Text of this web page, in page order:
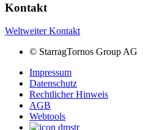
Kontakt
Weltweiter Kontakt
© StarragTornos Group AG
Impressum
Datenschutz
Rechtlicher Hinweis
AGB
Webtools